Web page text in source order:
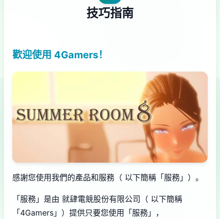
技巧指南
歡迎使用 4Gamers！
感謝您使用我們的產品和服務（ 以下簡稱「服務」）。
「服務」是由 就肆電競股份有限公司（ 以下簡稱
「4Gamers」）提供只要您使用「服務」，